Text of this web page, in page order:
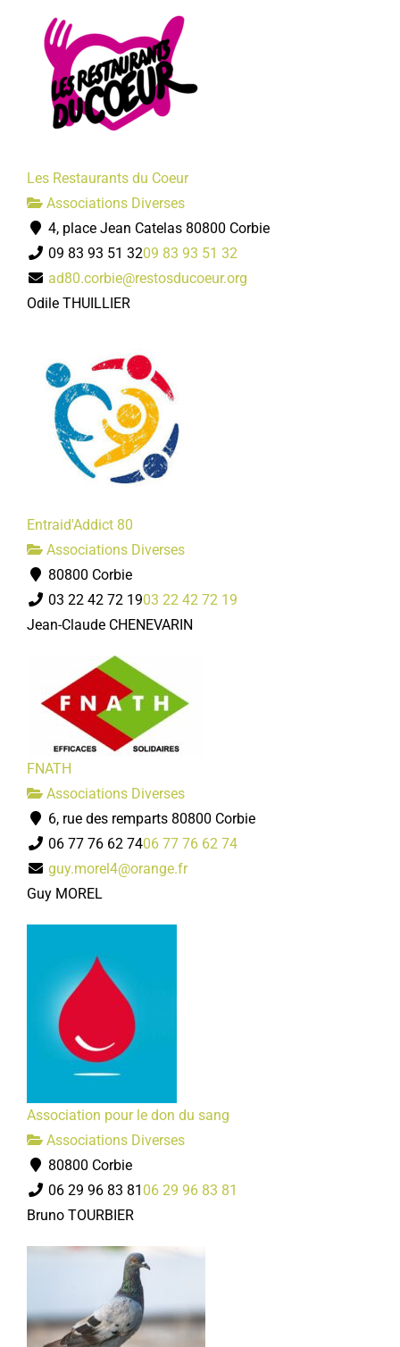
Les Restaurants du Coeur
Associations Diverses
4, place Jean Catelas 80800 Corbie
09 83 93 51 3209 83 93 51 32
ad80.corbie@restosducoeur.org
Odile THUILLIER
Entraid'Addict 80
Associations Diverses
80800 Corbie
03 22 42 72 1903 22 42 72 19
Jean-Claude CHENEVARIN
FNATH
Associations Diverses
6, rue des remparts 80800 Corbie
06 77 76 62 7406 77 76 62 74
guy.morel4@orange.fr
Guy MOREL
Association pour le don du sang
Associations Diverses
80800 Corbie
06 29 96 83 81 06 29 96 83 81
Bruno TOURBIER